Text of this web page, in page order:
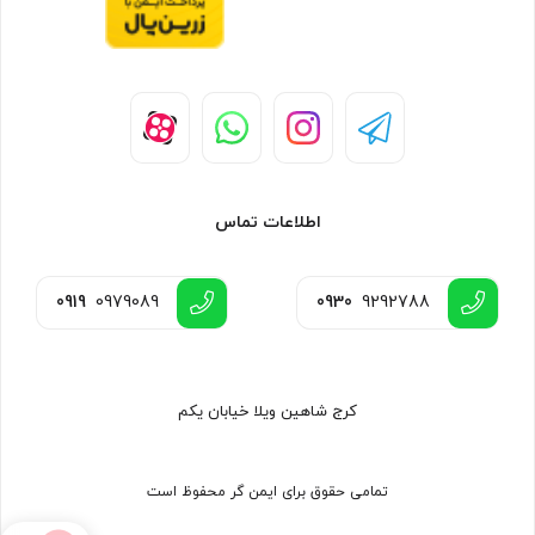
اطلاعات تماس
0930 9292788
0919 0979089
کرج شاهین ویلا خیابان یکم
تمامی حقوق برای ایمن گر محفوظ است